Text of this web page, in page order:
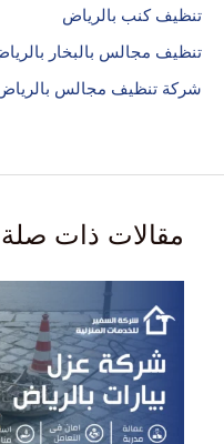
تنظيف كنب بالرياض
تنظيف مجالس بالبخار
شركة تنظيف مجالس
مقالات ذات صلة